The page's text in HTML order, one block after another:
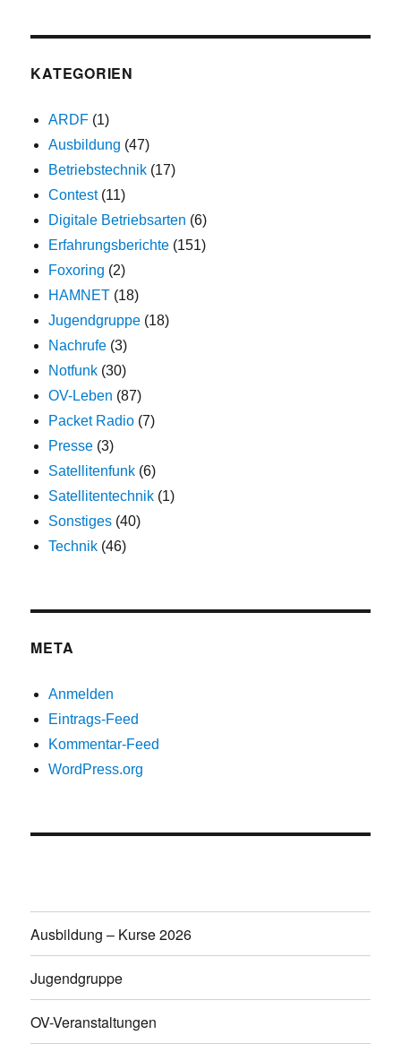
KATEGORIEN
ARDF (1)
Ausbildung (47)
Betriebstechnik (17)
Contest(11)
Digitale Betriebsarten (6)
Erfahrungsberichte (151)
Foxoring (2)
HAMNET (18)
Jugendgruppe (18)
Nachrufe (3)
Notfunk (30)
OV-Leben (87)
Packet Radio (7)
Presse (3)
Satellitenfunk (6)
Satellitentechnik (1)
Sonstiges (40)
Technik (46)
META
Anmelden
Eintrags-Feed
Kommentar-Feed
WordPress.org
Ausbildung – Kurse 2026
Jugendgruppe
OV-Veranstaltungen